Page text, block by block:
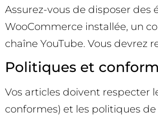
Assurez-vous de disposer des
WooCommerce installée, un
chaîne YouTube. Vous devrez
Politiques et
Vos articles doivent respecter
conformes) et les politiques de